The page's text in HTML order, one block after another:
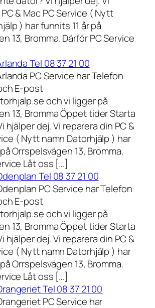
& Mac PC Service ( Nytt
) har funnits 11 år på
13, Bromma. Därför PC Service
Tel 08 37 21 00
PC Service har Telefon
E-post
och vi ligger på
13, Bromma Öppet tider Starta
hjälper dej. Vi reparera din PC &
( Nytt namn Datorhjälp ) har
Orrspelsvägen 13, Bromma.
Låt oss […]
Tel 08 37 21 00
PC Service har Telefon
E-post
och vi ligger på
13, Bromma Öppet tider Starta
hjälper dej. Vi reparera din PC &
( Nytt namn Datorhjälp ) har
Orrspelsvägen 13, Bromma.
Låt oss […]
Tel 08 37 21 00
PC Service har